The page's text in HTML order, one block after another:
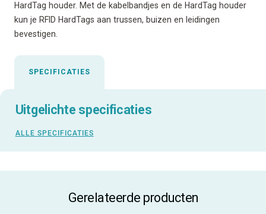
HardTag houder. Met de kabelbandjes en de HardTag houder
kun je RFID HardTags aan trussen, buizen en leidingen
bevestigen.
SPECIFICATIES
Uitgelichte specificaties
ALLE SPECIFICATIES
Gerelateerde producten